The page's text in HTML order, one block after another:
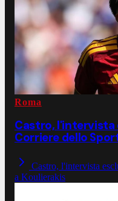
Roma
Castro, l'intervista
Corriere dello
Castro, l'intervista
a Koulierakis